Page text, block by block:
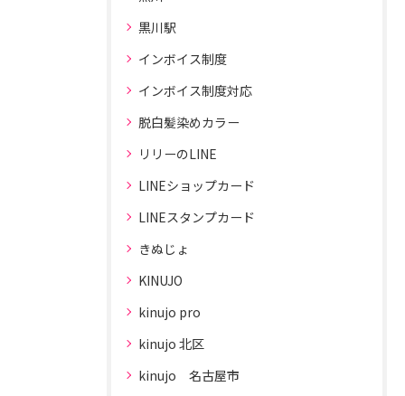
黒川駅
インボイス制度
インボイス制度対応
脱白髪染めカラー
リリーのLINE
LINEショップカード
LINEスタンプカード
きぬじょ
KINUJO
kinujo pro
kinujo 北区
kinujo 名古屋市